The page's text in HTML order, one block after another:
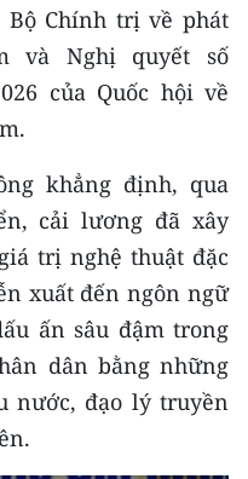
Bộ Chính trị về phát
và Nghị quyết số
của Quốc hội về
khẳng định, qua
cải lương đã xây
trị nghệ thuật đặc
xuất đến ngôn ngữ
ấn sâu đậm trong
dân bằng những
nước, đạo lý truyền